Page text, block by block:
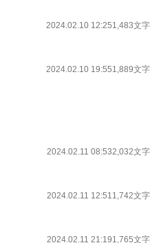
2024.02.10 12:251,483文字
2024.02.10 19:551,889文字
2024.02.11 08:532,032文字
2024.02.11 12:511,742文字
2024.02.11 21:191,765文字